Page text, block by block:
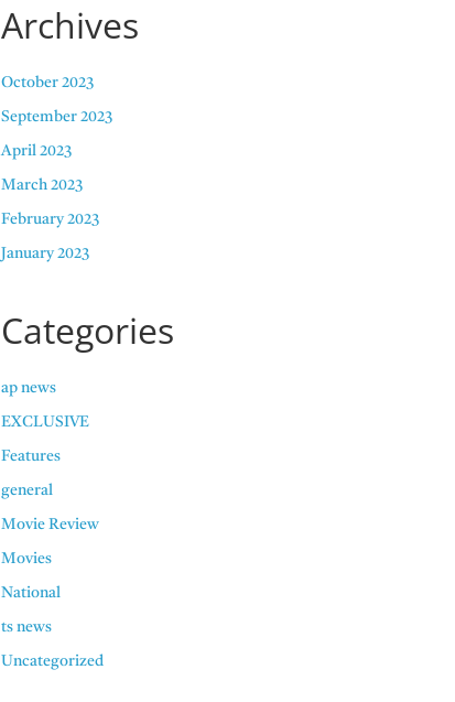
Archives
October 2023
September 2023
April 2023
March 2023
February 2023
January 2023
Categories
ap news
EXCLUSIVE
Features
general
Movie Review
Movies
National
ts news
Uncategorized